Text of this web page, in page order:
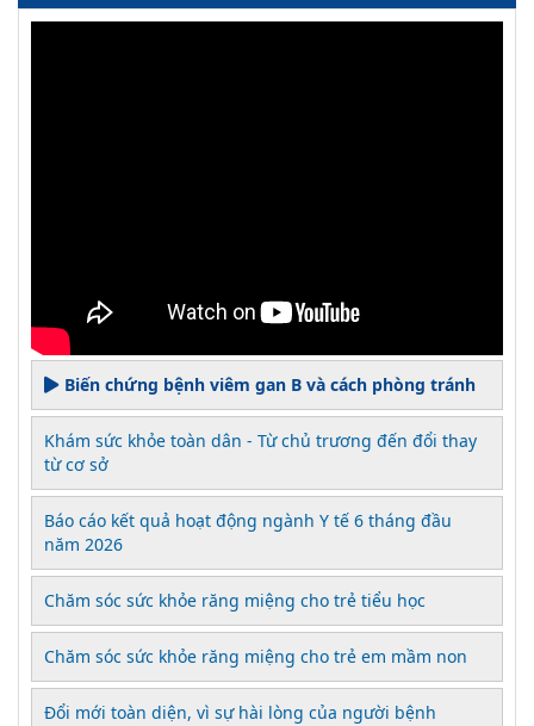
Biến chứng bệnh viêm gan B và cách phòng tránh
Khám sức khỏe toàn dân - Từ chủ trương đến đổi thay
từ cơ sở
Báo cáo kết quả hoạt động ngành Y tế 6 tháng đầu
năm 2026
Chăm sóc sức khỏe răng miệng cho trẻ tiểu học
Chăm sóc sức khỏe răng miệng cho trẻ em mầm non
Đổi mới toàn diện, vì sự hài lòng của người bệnh